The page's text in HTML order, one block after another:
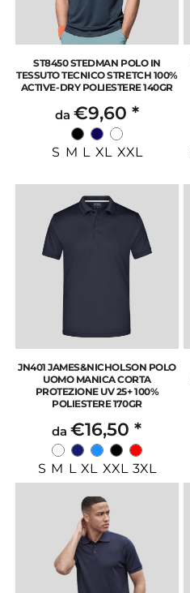
ST8450 STEDMAN POLO IN
TESSUTO TECNICO STRETCH 100%
ACTIVE-DRY POLIESTERE 140GR
da €9,60 *
S M L XL XXL
JN401 JAMES&NICHOLSON POLO
UOMO MANICA CORTA
PROTEZIONE UV 25+ 100%
POLIESTERE 170GR
da€16,50*
S M L XL XXL 3XL